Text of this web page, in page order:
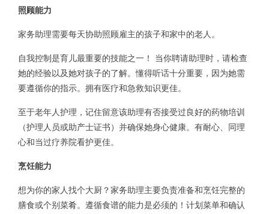
照顾能力
家务助理需要每天协助照顾雇主的孩子和家中的老人。
自我控制是育儿最重要的技能之一！ 当你聘请助理时，请检查
她的经验以及她对孩子的了解。懂得听话十分重要，因为她需
要遵循你的指示。拥有医疗和急救知识更佳。
至于老年人护理，记住留意该助理有否接受过良好的药物培训
（护理人员或助产士证书）并确保她身心健康。有耐心、同理
心和当过疗养院看护更佳。
烹饪能力
想为你的家人找个大厨？家务助理主要负责准备和烹饪完整的
膳食或个别菜肴。遵循食谱的能力是必须的！计划菜单和确认